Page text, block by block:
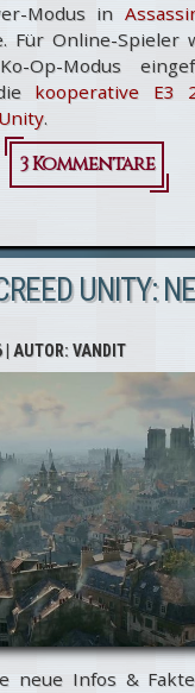
Modus in
Für Online-Spieler
Op-Modus
kooperative E3
.
über
Unity
kommt
aus
3 Kommentare
UNITY:
| AUTOR:VANDIT
neue Infos &